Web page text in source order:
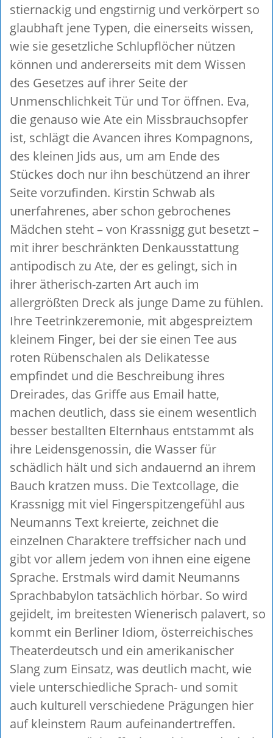
stiernackig und engstirnig und verkörpert so
glaubhaft jene Typen, die einerseits wissen,
wie sie gesetzliche Schlupflöcher nützen
können und andererseits mit dem Wissen
des Gesetzes auf ihrer Seite der
Unmenschlichkeit Tür und Tor öffnen. Eva,
die genauso wie Ate ein Missbrauchsopfer
ist, schlägt die Avancen ihres Kompagnons,
des kleinen Jids aus, um am Ende des
Stückes doch nur ihn beschützend an ihrer
Seite vorzufinden. Kirstin Schwab als
unerfahrenes, aber schon gebrochenes
Mädchen steht – von Krassnigg gut besetzt –
mit ihrer beschränkten Denkausstattung
antipodisch zu Ate, der es gelingt, sich in
ihrer ätherisch-zarten Art auch im
allergrößten Dreck als junge Dame zu fühlen.
Ihre Teetrinkzeremonie, mit abgespreiztem
kleinem Finger, bei der sie einen Tee aus
roten Rübenschalen als Delikatesse
empfindet und die Beschreibung ihres
Dreirades, das Griffe aus Email hatte,
machen deutlich, dass sie einem wesentlich
besser bestallten Elternhaus entstammt als
ihre Leidensgenossin, die Wasser für
schädlich hält und sich andauernd an ihrem
Bauch kratzen muss. Die Textcollage, die
Krassnigg mit viel Fingerspitzengefühl aus
Neumanns Text kreierte, zeichnet die
einzelnen Charaktere treffsicher nach und
gibt vor allem jedem von ihnen eine eigene
Sprache. Erstmals wird damit Neumanns
Sprachbabylon tatsächlich hörbar. So wird
gejidelt, im breitesten Wienerisch palavert, so
kommt ein Berliner Idiom, österreichisches
Theaterdeutsch und ein amerikanischer
Slang zum Einsatz, was deutlich macht, wie
viele unterschiedliche Sprach- und somit
auch kulturell verschiedene Prägungen hier
auf kleinstem Raum aufeinandertreffen.